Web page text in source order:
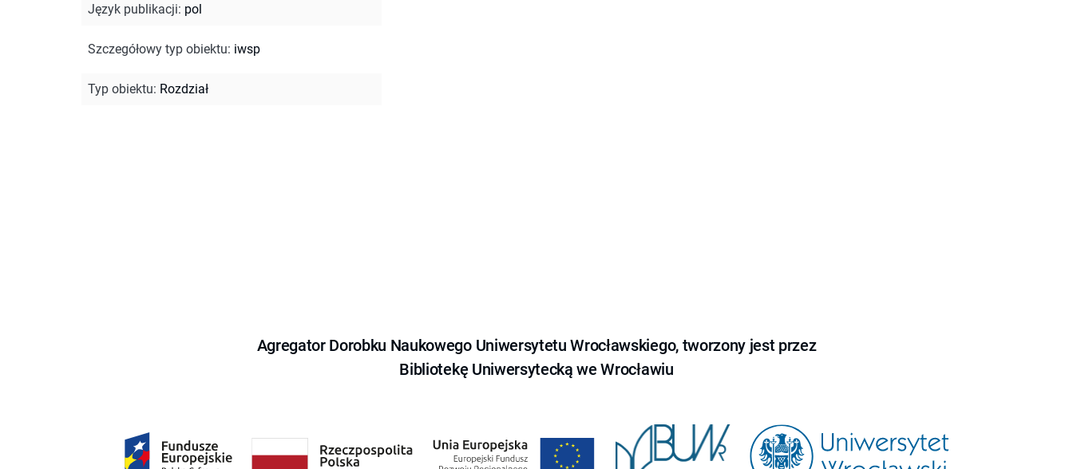
Język publikacji: pol
Szczegółowy typ obiektu: iwsp
Typ obiektu: Rozdział
Agregator Dorobku Naukowego Uniwersytetu Wrocławskiego, tworzony jest przez
Bibliotekę Uniwersytecką we Wrocławiu